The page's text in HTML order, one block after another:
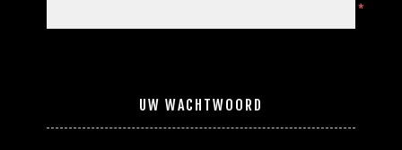
*
UW WACHTWOORD